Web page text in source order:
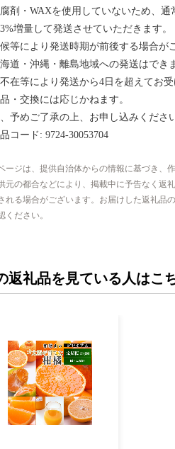
剤・WAXを使用していないため、通
増量して発送させていただきます。
等により発送時期が前後する場合が
道・沖縄・離島地域への発送はでき
在等により発送から4日を超えてお
・交換には応じかねます。
予めご了承の上、お申し込みくださ
コード: 9724-30053704
ージは、提供自治体からの情報に基づき、作
元の都合などにより、掲載中に予告なく返
れる場合がございます。お届けした返礼品
ください。
返礼品を見ている人はこ